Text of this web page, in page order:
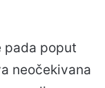
pada poput
neočekivana